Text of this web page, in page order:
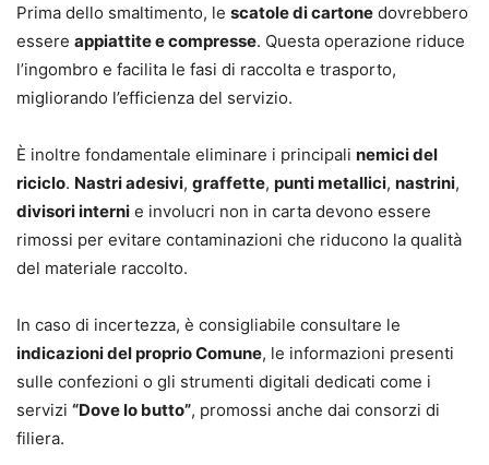
Prima dello smaltimento, le scatole di cartone dovrebbero
essere appiattite e compresse. Questa operazione riduce
l’ingombro e facilita le fasi di raccolta e trasporto,
migliorando l’efficienza del servizio.
È inoltre fondamentale eliminare i principali nemici del
riciclo. Nastri adesivi, graffette, punti metallici, nastrini,
divisori interni e involucri non in carta devono essere
rimossi per evitare contaminazioni che riducono la qualità
del materiale raccolto.
In caso di incertezza, è consigliabile consultare le
indicazioni del proprio Comune, le informazioni presenti
sulle confezioni o gli strumenti digitali dedicati come i
servizi “Dove lo butto”, promossi anche dai consorzi di
filiera.